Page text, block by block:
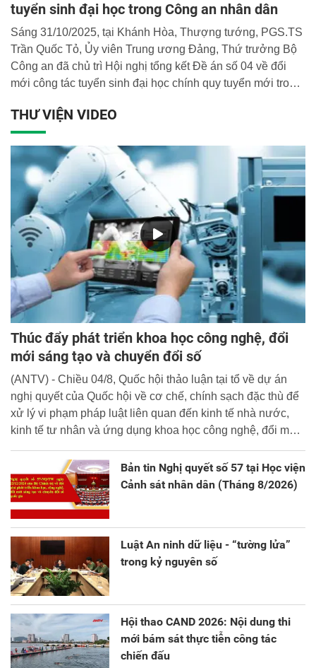
tuyển sinh đại học trong Công an nhân dân
Sáng 31/10/2025, tại Khánh Hòa, Thượng tướng, PGS.TS
Trần Quốc Tỏ, Ủy viên Trung ương Đảng, Thứ trưởng Bộ
Công an đã chủ trì Hội nghị tổng kết Đề án số 04 về đổi
mới công tác tuyển sinh đại học chính quy tuyển mới trong
phương hướng triển khai công tác tuyển sinh đại học
chính quy tuyển mới trong CAND, giai đoạn 2026-2030.
THƯ VIỆN VIDEO
Thúc đẩy phát triển khoa học công nghệ, đổi
mới sáng tạo và chuyển đổi số
(ANTV) - Chiều 04/8, Quốc hội thảo luận tại tổ về dự án
nghị quyết của Quốc hội về cơ chế, chính sạch đặc thù để
xử lý vi phạm pháp luật liên quan đến kinh tế nhà nước,
kinh tế tư nhân và ứng dụng khoa học công nghệ, đổi mới
Bản tin Nghị quyết số 57 tại Học viện
Cảnh sát nhân dân (Tháng 8/2026)
Luật An ninh dữ liệu - “tường lửa”
trong kỷ nguyên số
Hội thao CAND 2026: Nội dung thi
mới bám sát thực tiễn công tác
chiến đấu